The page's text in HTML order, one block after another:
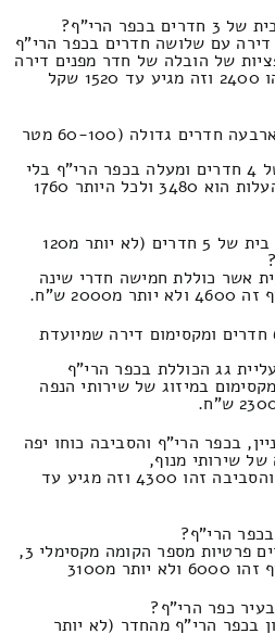
הרי"ף?
עם שלושה חדרים בכפר הרי"ף
של הובלה של חדר מפנים דירה
שמיועדת לשותפים העלות זהו 2400 וזה מגיע עד 1520 שקל
מהו תעריף הובלה של דירת ארבעה חדרים גדולה (60-100 מטר
עלויות הובלת תכולת דירה של 4 חדרים ומעלה בכפר הרי"ף בלי
אריזה ופירוק ושירותי מנוף העלות הוא 3480 ולכל היותר 1760
כמה עולה העברת תכולה של בית של 5 חדרים (לא יותר מ120
אשר כוללת חמישה חדרי שינה
ש"ח.
מהי עלות העברה של דירת 6 חדרים ומקסימום דירה שמיועדת
גג הכוללת בכפר הרי"ף
במיזוג של שירותי הנפה
בכפר הרי"ף והסביבה כוחו יפה
שירותי מנוף,
המחירון הובלה בכפר הרי"ף והסביבה זהו 4300 וזה מגיע עד
הרי"ף?
עלויות שינוע של דירות מגורים פרטיות מספר הקומה מקסימלי 3,
מ3100
כפר הרי"ף?
בכפר הרי"ף מהחדר (לא יותר